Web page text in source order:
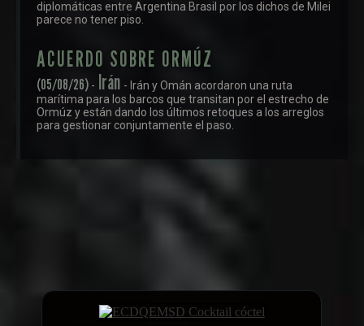
diplomáticas entre Argentina Brasil por los dichos de Milei
parece no tener piso.
ACUERDO SOBRE ORMÚZ
(05/08/26) - Irán - Irán y Omán acordaron una ruta
marítima para los barcos que transitan por el estrecho de
Ormúz y están dando los últimos retoques a los arreglos
para gestionar conjuntamente el paso.